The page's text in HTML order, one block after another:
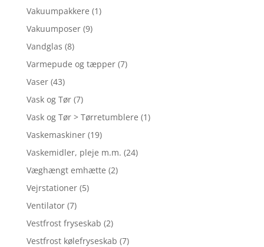
Vakuumpakkere (1)
Vakuumposer (9)
Vandglas (8)
Varmepude og tæpper (7)
Vaser (43)
Vask og Tør (7)
Vask og Tør > Tørretumblere (1)
Vaskemaskiner (19)
Vaskemidler, pleje m.m. (24)
Væghængt emhætte (2)
Vejrstationer (5)
Ventilator (7)
Vestfrost fryseskab (2)
Vestfrost kølefryseskab (7)